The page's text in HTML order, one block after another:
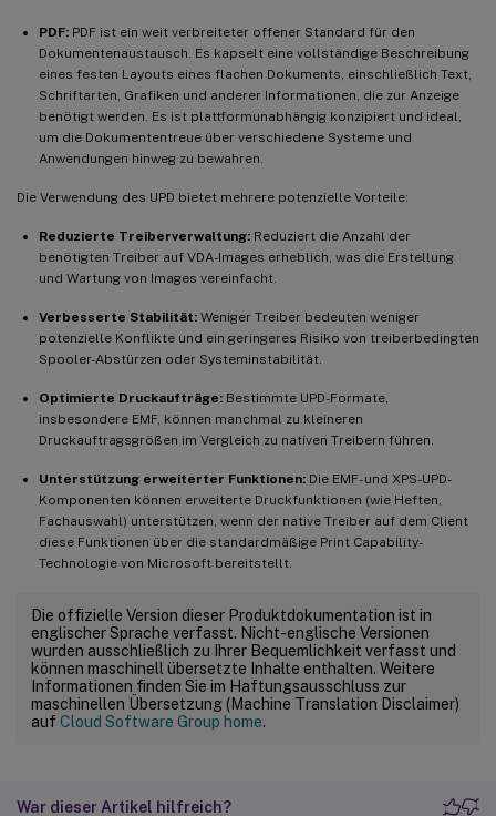
PDF: PDF ist ein weit verbreiteter offener Standard für den
Dokumentenaustausch. Es kapselt eine vollständige Beschreibung
eines festen Layouts eines flachen Dokuments, einschließlich Text,
Schriftarten, Grafiken und anderer Informationen, die zur Anzeige
benötigt werden. Es ist plattformunabhängig konzipiert und ideal,
um die Dokumententreue über verschiedene Systeme und
Anwendungen hinweg zu bewahren.
Die Verwendung des UPD bietet mehrere potenzielle Vorteile:
Reduzierte Treiberverwaltung: Reduziert die Anzahl der
benötigten Treiber auf VDA-Images erheblich, was die Erstellung
und Wartung von Images vereinfacht.
Verbesserte Stabilität: Weniger Treiber bedeuten weniger
potenzielle Konflikte und ein geringeres Risiko von treiberbedingten
Spooler-Abstürzen oder Systeminstabilität.
Optimierte Druckaufträge: Bestimmte UPD-Formate,
insbesondere EMF, können manchmal zu kleineren
Druckauftragsgrößen im Vergleich zu nativen Treibern führen.
Unterstützung erweiterter Funktionen: Die EMF- und XPS-UPD-
Komponenten können erweiterte Druckfunktionen (wie Heften,
Fachauswahl) unterstützen, wenn der native Treiber auf dem Client
diese Funktionen über die standardmäßige Print Capability-
Technologie von Microsoft bereitstellt.
Die offizielle Version dieser Produktdokumentation ist in
englischer Sprache verfasst. Nicht-englische Versionen
wurden ausschließlich zu Ihrer Bequemlichkeit verfasst und
können maschinell übersetzte Inhalte enthalten. Weitere
Informationen finden Sie im Haftungsausschluss zur
maschinellen Übersetzung (Machine Translation Disclaimer)
auf Cloud Software Group home.
War dieser Artikel hilfreich?